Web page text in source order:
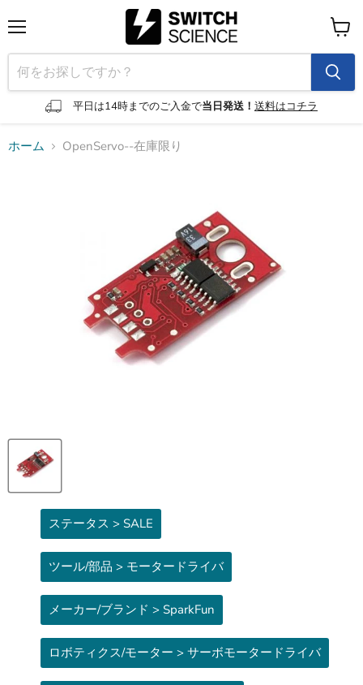
ニ
ュ
ー
平日は14時までのご入金で当日発送！ 送料はコチラ
カ
ー
ト
を
見
ホーム OpenServo--在庫限り
ステータス > SALE
ツール/部品 > モータードライバ
メーカー/ブランド > SparkFun
ロボティクス/モーター > サーボモータードライバ